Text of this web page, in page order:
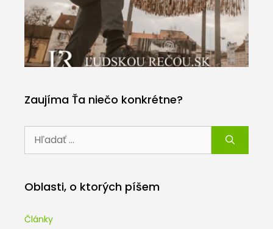
Zaujíma Ťa niečo konkrétne?
Oblasti, o ktorých píšem
Články